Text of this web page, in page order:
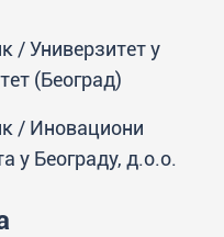
/ Универзитет у
(Београд)
/ Иновациони
у Београду, д.о.о.